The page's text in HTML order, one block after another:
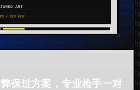
保过方案，专业枪手一对